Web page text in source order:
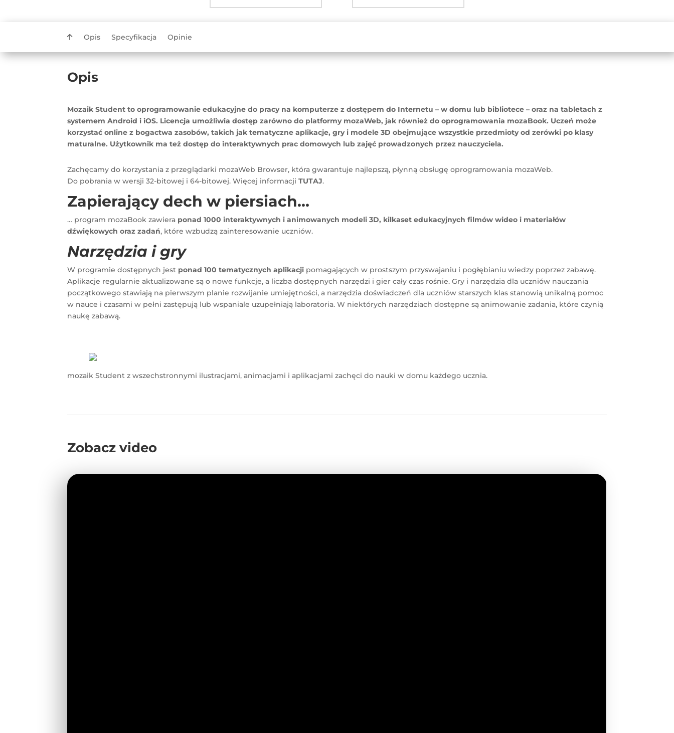
Opis Specyfikacja Opinie
Opis
Mozaik Student to oprogramowanie edukacyjne do pracy na komputerze z dostępem do Internetu – w domu lub bibliotece – oraz na tabletach z
systemem Android i iOS. Licencja umożliwia dostęp zarówno do platformy mozaWeb, jak również do oprogramowania mozaBook. Uczeń może
korzystać online z bogactwa zasobów, takich jak tematyczne aplikacje, gry i modele 3D obejmujące wszystkie przedmioty od zerówki po klasy
maturalne. Użytkownik ma też dostęp do interaktywnych prac domowych lub zajęć prowadzonych przez nauczyciela.
Zachęcamy do korzystania z przeglądarki mozaWeb Browser, która gwarantuje najlepszą, płynną obsługę oprogramowania mozaWeb.
Do pobrania w wersji 32-bitowej i 64-bitowej. Więcej informacjiTUTAJ.
Zapierający dech w piersiach…
… program mozaBook zawiera ponad 1000 interaktywnych i animowanych modeli 3D, kilkaset edukacyjnych filmów wideo i materiałów
dźwiękowych oraz zadań, które wzbudzą zainteresowanie uczniów.
Narzędzia i gry
W programie dostępnych jest ponad 100 tematycznych aplikacji pomagających w prostszym przyswajaniu i pogłębianiu wiedzy poprzez zabawę.
Aplikacje regularnie aktualizowane są o nowe funkcje, a liczba dostępnych narzędzi i gier cały czas rośnie. Gry i narzędzia dla uczniów nauczania
początkowego stawiają na pierwszym planie rozwijanie umiejętności, a narzędzia doświadczeń dla uczniów starszych klas stanowią unikalną pomoc
w nauce i czasami w pełni zastępują lub wspaniale uzupełniają laboratoria. W niektórych narzędziach dostępne są animowanie zadania, które czynią
naukę zabawą.
mozaik Student z wszechstronnymi ilustracjami, animacjami i aplikacjami zachęci do nauki w domu każdego ucznia.
Zobacz video